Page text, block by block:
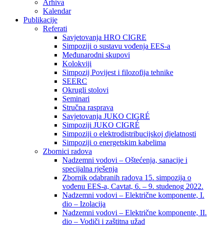
Arhiva
Kalendar
Publikacije
Referati
Savjetovanja HRO CIGRE
Simpoziji o sustavu vođenja EES-a
Međunarodni skupovi
Kolokviji​
Simpozij Povijest i filozofija tehnike
SEERC
Okrugli stolovi
Seminari​
Stručna rasprava​
Savjetovanja JUKO CIGRÉ
Simpoziji JUKO CIGRÉ
Simpoziji o elektrodistribucijskoj djelatnosti
Simpoziji o energetskim kabelima
Zbornici radova
Nadzemni vodovi – Oštećenja, sanacije i
specijalna rješenja
Zbornik odabranih radova 15. simpozija o
vođenu EES-a, Cavtat, 6. – 9. studenog 2022.
Nadzemni vodovi – Električne komponente, I.
dio – Izolacija
Nadzemni vodovi – Električne komponente, II.
dio – Vodiči i zaštitna užad